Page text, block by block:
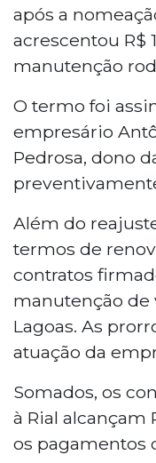
após a
acrescentou R$
manutenção
O termo foi
empresário
Pedrosa, dono
Além do
termos de
contratos
manutenção de
Lagoas. As
atuação da
Somados, os
à Rial alcançam
os pagamentos